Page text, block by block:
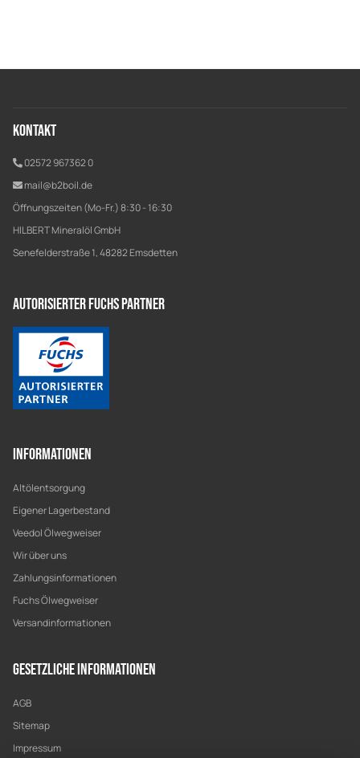
Kontakt
02572 967362 0
mail@b2boil.de
Öffnungszeiten (Mo-Fr.) 8:30 - 16:30
HILBERT Mineralöl GmbH
Senefelderstraße 1, 48282 Emsdetten
Autorisierter Fuchs Partner
Informationen
Altölentsorgung
Eigener Lagerbestand
Veedol Ölwegweiser
Wir über uns
Zahlungsinformationen
Fuchs Ölwegweiser
Versandinformationen
Gesetzliche Informationen
AGB
Sitemap
Impressum